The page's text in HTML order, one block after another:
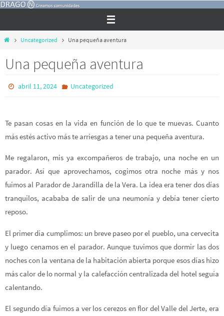
Ir
contenido
InicioUncategorized Una pequeña aventura
Una pequeña aventura
abril 11, 2024 Uncategorized
Te pasan cosas en la vida en función de lo que te muevas. Cuanto
más estés activo más te arriesgas a tener una pequeña aventura.
Me regalaron, mis ya excompañeros de trabajo, una noche en un
parador. Así que aprovechamos, cogimos otra noche más y nos
fuimos al Parador de Jarandilla de la Vera. La idea era tener dos días
tranquilos, acababa de salir de una neumonía y debía tener cierto
reposo.
El primer día cumplimos: un breve paseo por el pueblo, una cervecita
y luego cenamos en el parador. Aunque tuvimos que dormir las dos
noches con la ventana de la habitación abierta porque esos días hizo
más calor de lo normal y la calefacción centralizada del hotel seguía
calentando.
El segundo día fuimos a ver los cerezos en flor del Valle del Jerte, era